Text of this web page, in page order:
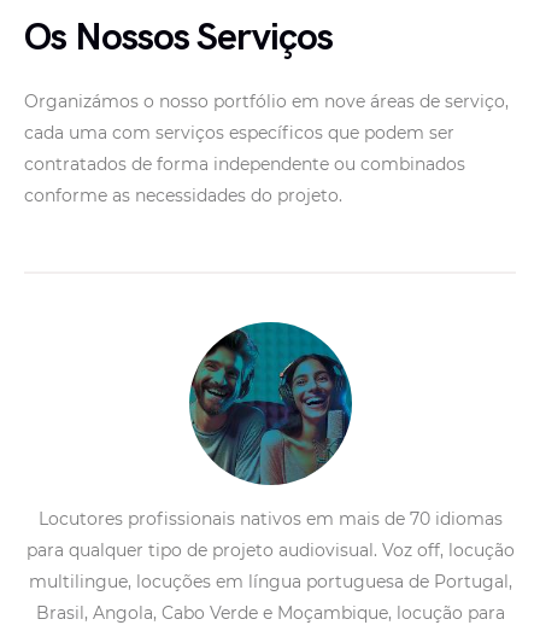
Os Nossos Serviços
Organizámos o nosso portfólio em nove áreas de serviço,
cada uma com serviços específicos que podem ser
contratados de forma independente ou combinados
conforme as necessidades do projeto.
Locutores profissionais nativos em mais de 70 idiomas
para qualquer tipo de projeto audiovisual. Voz off, locução
multilingue, locuções em língua portuguesa de Portugal,
Brasil, Angola, Cabo Verde e Moçambique, locução para